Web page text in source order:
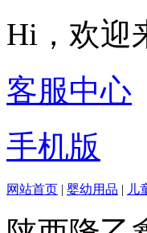
Hi，欢迎
客服中心
手机版
网站首页 | 婴幼用品 | 儿